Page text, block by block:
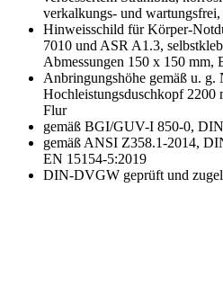
verkalkungs- und wartungsfrei,
Hinweisschild für Körper-
7010 und ASR A1.3,
Abmessungen 150 x 150 mm,
Anbringungshöhe gemäß u. g.
Hochleistungsduschkopf 2200
Flur
gemäß BGI/GUV-I 850-0,
gemäß ANSI Z358.1-2014,
EN 15154-5:2019
DIN-DVGW geprüft und